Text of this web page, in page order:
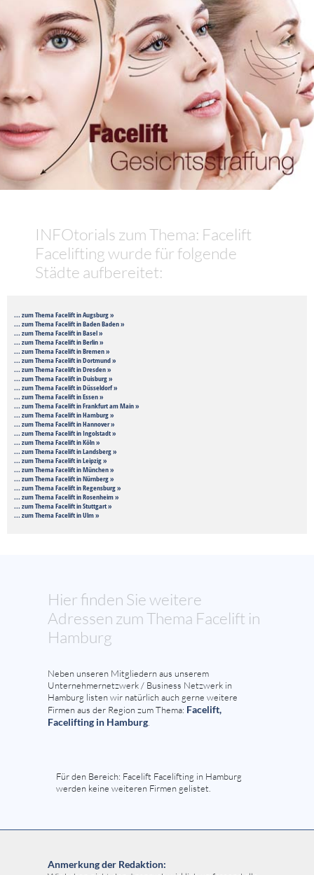
INFOtorials zum Thema: Facelift
Facelifting wurde für folgende
Städte aufbereitet:
... zum Thema Facelift in Augsburg »
... zum Thema Facelift in Baden Baden »
... zum Thema Facelift in Basel »
... zum Thema Facelift in Berlin »
... zum Thema Facelift in Bremen »
... zum Thema Facelift in Dortmund »
... zum Thema Facelift in Dresden »
... zum Thema Facelift in Duisburg »
... zum Thema Facelift in Düsseldorf »
... zum Thema Facelift in Essen »
... zum Thema Facelift in Frankfurt am Main »
... zum Thema Facelift in Hamburg »
... zum Thema Facelift in Hannover »
... zum Thema Facelift in Ingolstadt »
... zum Thema Facelift in Köln »
... zum Thema Facelift in Landsberg »
... zum Thema Facelift in Leipzig »
... zum Thema Facelift in München »
... zum Thema Facelift in Nürnberg »
... zum Thema Facelift in Regensburg »
... zum Thema Facelift in Rosenheim »
... zum Thema Facelift in Stuttgart »
... zum Thema Facelift in Ulm »
Hier finden Sie weitere
Adressen zum Thema Facelift in
Hamburg
Neben unseren Mitgliedern aus unserem
Unternehmernetzwerk / Business Netzwerk in
Hamburg listen wir natürlich auch gerne weitere
Firmen aus der Region zum Thema: Facelift,
Facelifting in Hamburg
Für den Bereich: Facelift Facelifting in Hamburg
werden keine weiteren Firmen gelistet.
Anmerkung der Redaktion: